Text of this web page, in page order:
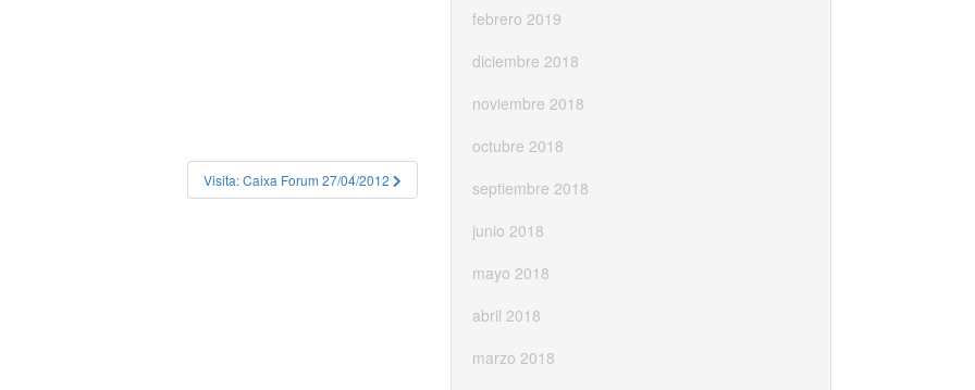
Visita: Caixa Forum 27/04/2012
febrero 2019
diciembre 2018
noviembre 2018
octubre 2018
septiembre 2018
junio 2018
mayo 2018
abril 2018
marzo 2018